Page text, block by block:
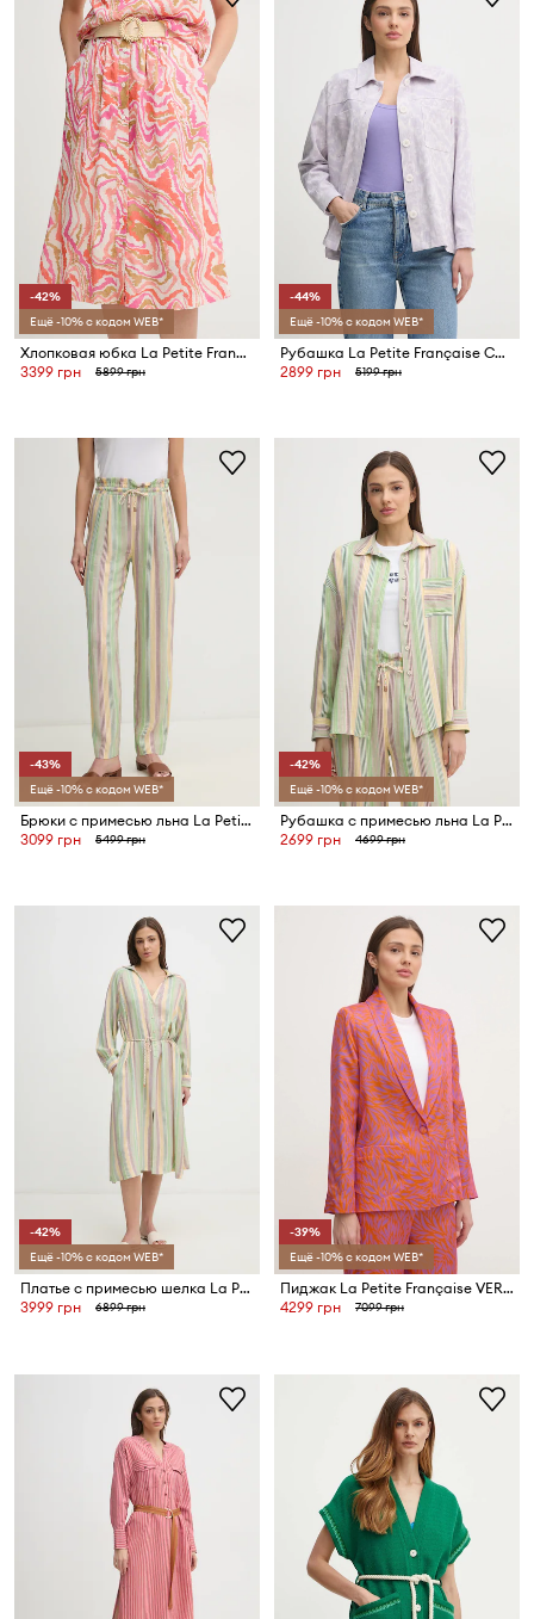
-42%
Ещё -10% с кодом WEB*
Хлопковая юбка La Petite Française JULIETTE
3399 грн
5899 грн
-44%
Ещё -10% с кодом WEB*
Рубашка La Petite Française CHANDLER
2899 грн
5199 грн
-43%
Ещё -10% с кодом WEB*
Брюки с примесью льна La Petite Française PETRUS
3099 грн
5499 грн
-42%
Ещё -10% с кодом WEB*
Рубашка с примесью льна La Petite Française CHARLENE
2699 грн
4699 грн
-42%
Ещё -10% с кодом WEB*
Платье с примесью шелка La Petite Française RIVA
3999 грн
6899 грн
-39%
Ещё -10% с кодом WEB*
Пиджак La Petite Française VERNON
4299 грн
7099 грн